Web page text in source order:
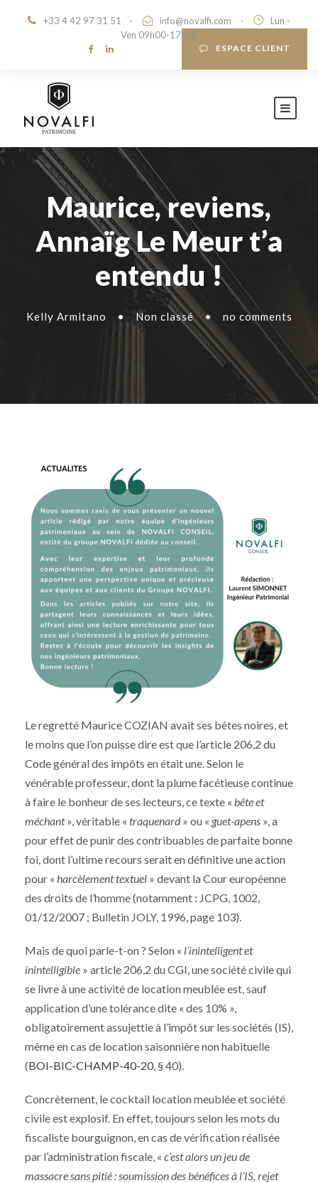
+33 4 42 97 31 51 · info@novalfi.com ·
Lun -
Ven 09h00-17h00
ESPACE CLIENT
Maurice, reviens,
Annaïg Le Meur t’a
entendu !
Kelly Armitano • Non classé • no comments
Le regretté Maurice COZIAN avait ses bêtes noires, et
le moins que l’on puisse dire est que l’article 206,2 du
Code général des impôts en était une. Selon le
vénérable professeur, dont la plume facétieuse continue
à faire le bonheur de ses lecteurs, ce texte « bête et
méchant», véritable « traquenard» ou « guet-apens », a
pour effet de punir des contribuables de parfaite bonne
foi, dont l’ultime recours serait en définitive une action
pour « harcèlement textuel » devant la Cour européenne
des droits de l’homme (notamment : JCPG, 1002,
01/12/2007 ; Bulletin JOLY, 1996, page 103).
Mais de quoi parle-t-on ? Selon « l’inintelligent et
inintelligible » article 206,2 du CGI, une société civile qui
se livre à une activité de location meublée est, sauf
application d’une tolérance dite « des 10% »,
obligatoirement assujettie à l’impôt sur les sociétés (IS),
même en cas de location saisonnière non habituelle
(BOI-BIC-CHAMP-40-20, § 40).
Concrètement, le cocktail location meublée et société
civile est explosif. En effet, toujours selon les mots du
fiscaliste bourguignon, en cas de vérification réalisée
par l’administration fiscale, « c’est alors un jeu de
massacre sans pitié : soumission des bénéfices à l’IS, rejet